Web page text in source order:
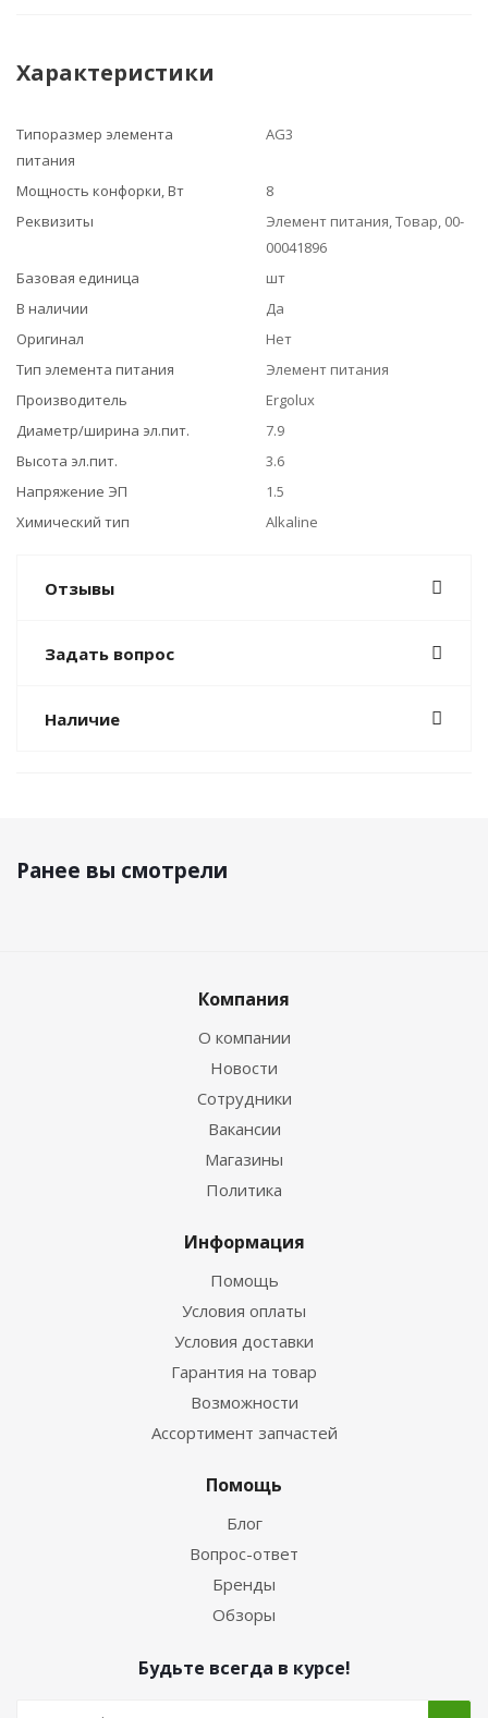
Характеристики
Типоразмер элемента
питания
AG3
Мощность конфорки, Вт
8
Реквизиты
Элемент питания, Товар, 00-
00041896
Базовая единица
шт
В наличии
Да
Оригинал
Нет
Тип элемента питания
Элемент питания
Производитель
Ergolux
Диаметр/ширина эл.пит.
7.9
Высота эл.пит.
3.6
Напряжение ЭП
1.5
Химический тип
Alkaline
Отзывы
Задать вопрос
Наличие
Ранее вы смотрели
Компания
О компании
Новости
Сотрудники
Вакансии
Магазины
Политика
Информация
Помощь
Условия оплаты
Условия доставки
Гарантия на товар
Возможности
Ассортимент запчастей
Помощь
Блог
Вопрос-ответ
Бренды
Обзоры
Будьте всегда в курсе!